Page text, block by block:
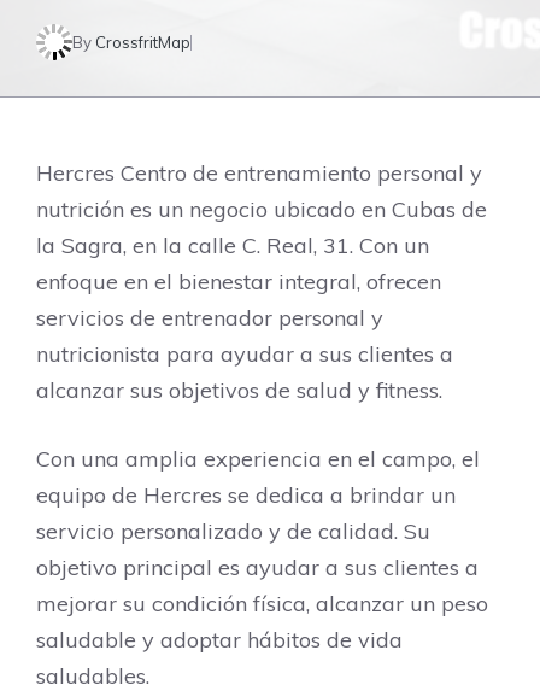
By CrossfritMap
Hercres Centro de entrenamiento personal y
nutrición es un negocio ubicado en Cubas de
la Sagra, en la calle C. Real, 31. Con un
enfoque en el bienestar integral, ofrecen
servicios de entrenador personal y
nutricionista para ayudar a sus clientes a
alcanzar sus objetivos de salud y fitness.
Con una amplia experiencia en el campo, el
equipo de Hercres se dedica a brindar un
servicio personalizado y de calidad. Su
objetivo principal es ayudar a sus clientes a
mejorar su condición física, alcanzar un peso
saludable y adoptar hábitos de vida
saludables.